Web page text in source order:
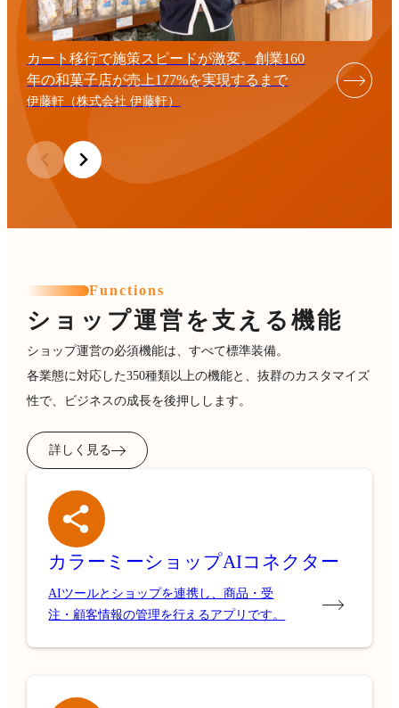
カート移行で施策スピードが激変。創業160
年の和菓子店が売上177%を実現するまで
伊藤軒（株式会社 伊藤軒）
Functions
ショップ運営を支える機能
ショップ運営の必須機能は、すべて標準装備。
各業態に対応した350種類以上の機能と、抜群のカスタマイズ
性で、ビジネスの成長を後押しします。
詳しく見る
カラーミーショップAIコネクター
AIツールとショップを連携し、商品・受
注・顧客情報の管理を行えるアプリです。